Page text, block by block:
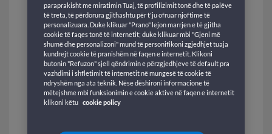
Category(*)
SubCategory(*)
paraprakisht me miratimin Tuaj, të profilizimit tonë dhe të palëve
të treta, të përdorura gjithashtu për t'ju ofruar njoftime të
personalizuara. Duke klikuar "Prano" lejon marrjen e të gjitha
cookie të faqes tonë të internetit; duke klikuar mbi "Gjeni më
shumë dhe personalizoni" mund të personifikoni zgjedhjet tuaja
kundrejt cookie të pranishëm në faqen e internetit. Klikoni
butonin "Refuzon" sjell qëndrimin e përzgjedhjeve të default pra
vazhdimi i shfletimit të internetit në mungesë të cookie të
ndryshëm nga ata teknik. Nëse dëshironi informacione të
mëtejshme mbi funksionimin e cookie aktive në faqen e internetit
klikoni këtu cookie policy